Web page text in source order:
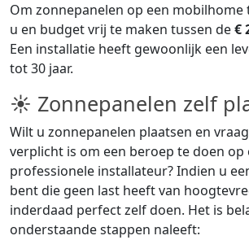
Om zonnepanelen op een mobilhome
u en budget vrij te maken tussen de€
Een installatie heeft gewoonlijk een
tot 30 jaar.
☀ Zonnepanelen zelf
Wilt u zonnepanelen plaatsen en
verplicht is om een beroep te doen op
professionele installateur? Indien u
bent die geen last heeft van
inderdaad perfect zelf doen. Het is
onderstaande stappen naleeft: